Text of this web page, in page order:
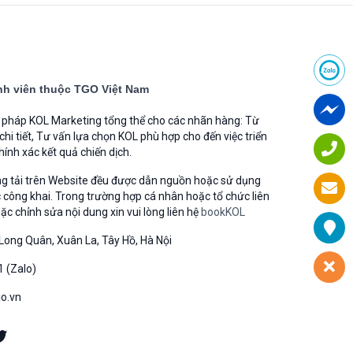
viên thuộc TGO Việt Nam
KOL Marketing tổng thể cho các nhãn hàng: Từ
tiết, Tư vấn lựa chọn KOL phù hợp cho đến việc triển
xác kết quả chiến dịch.
tải trên Website đều được dẫn nguồn hoặc sử dụng
khai. Trong trường hợp cá nhân hoặc tổ chức liên
chỉnh sửa nội dung xin vui lòng liên hệ bookKOL
Quân, Xuân La, Tây Hồ, Hà Nội
(Zalo)